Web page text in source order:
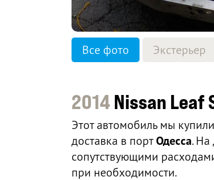
Все фото Экстерьер
2014Nissan Leaf
Этот автомобиль мы
доставка в портОдесса. На
сопутствующими
при необходимости.